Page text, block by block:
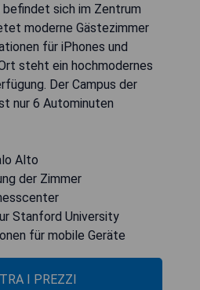
sich im Zentrum
moderne Gästezimmer
für iPhones und
steht ein hochmodernes
Der Campus der
nur 6 Autominuten
Alto
der Zimmer
Stanford University
für mobile Geräte
I PREZZI